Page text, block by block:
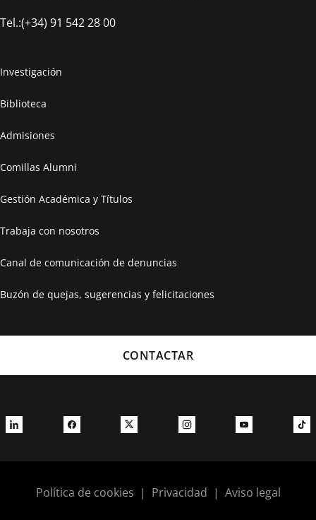
Tel.:(+34) 91 542 28 00
Investigación
Biblioteca
Admisiones
Comillas Alumni
Gestión Académica y Títulos
Trabaja con nosotros
Canal de comunicación de denuncias
Buzón de quejas, sugerencias y felicitaciones
CONTACTAR
Política de cookies | Privacidad | Aviso legal